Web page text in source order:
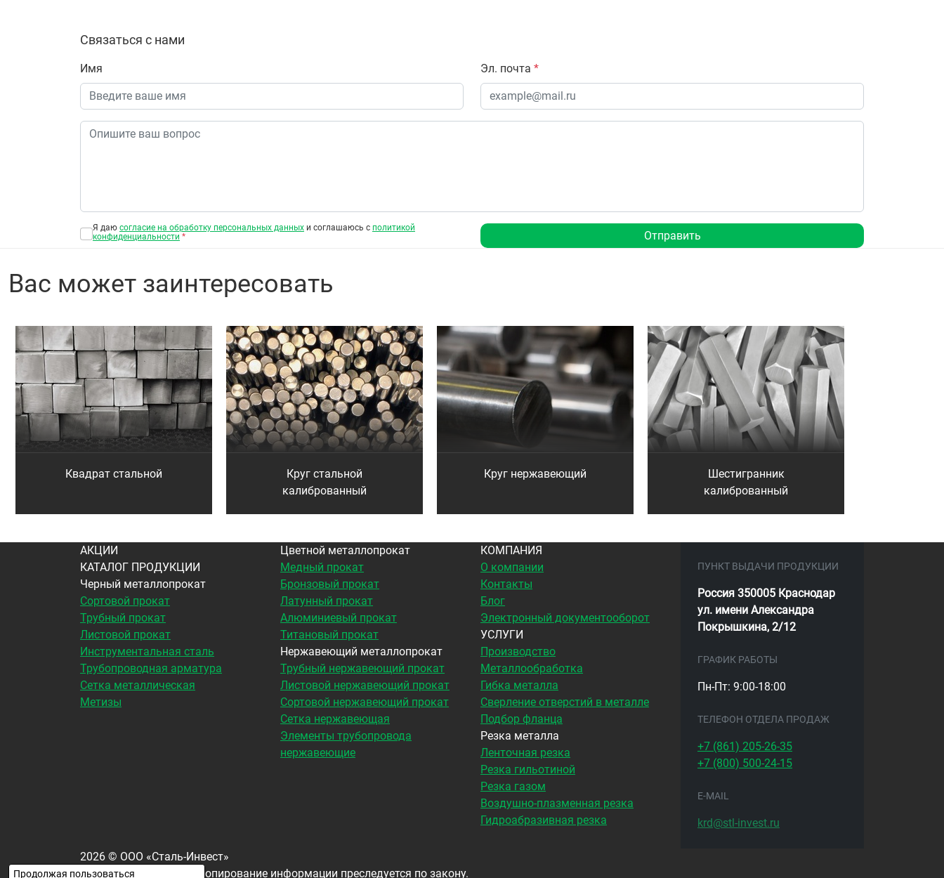
Связаться с нами
Имя Эл. почта *
Я даю согласие на обработку персональных данных и соглашаюсь с политикой
конфиденциальности * Отправить
Вас может заинтересовать
Квадрат стальной
Круг стальной
калиброванный
Круг нержавеющий
Шестигранник
калиброванный
АКЦИИ
КАТАЛОГ ПРОДУКЦИИ
Черный металлопрокат
Сортовой прокат
Трубный прокат
Листовой прокат
Инструментальная сталь
Трубопроводная арматура
Сетка металлическая
Метизы
Цветной металлопрокат
Медный прокат
Бронзовый прокат
Латунный прокат
Алюминиевый прокат
Титановый прокат
Нержавеющий металлопрокат
Трубный нержавеющий прокат
Листовой нержавеющий прокат
Сортовой нержавеющий прокат
Сетка нержавеющая
Элементы трубопровода
нержавеющие
КОМПАНИЯ
О компании
Контакты
Блог
Электронный документооборот
УСЛУГИ
Производство
Металлообработка
Гибка металла
Сверление отверстий в металле
Подбор фланца
Резка металла
Ленточная резка
Резка гильотиной
Резка газом
Воздушно-плазменная резка
Гидроабразивная резка
ПУНКТ ВЫДАЧИ ПРОДУКЦИИ
Россия 350005 Краснодар
ул. имени Александра
Покрышкина, 2/12
ГРАФИК РАБОТЫ
Пн-Пт: 9:00-18:00
ТЕЛЕФОН ОТДЕЛА ПРОДАЖ
+7 (861) 205-26-35
+7 (800) 500-24-15
E-MAIL
krd@stl-invest.ru
2026 © ООО «Сталь-Инвест»
Все права защищены. Копирование информации преследуется по закону.
Продолжая пользоваться